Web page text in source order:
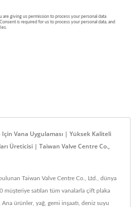
Için Vana Uygulaması | Yüksek Kaliteli
Üreticisi | Taiwan Valve Centre Co.,
Taiwan Valve Centre Co., Ltd., dünya
müşteriye satılan tüm vanalarla çift plaka
ürünler, yağ, gemi inşaatı, deniz suyu